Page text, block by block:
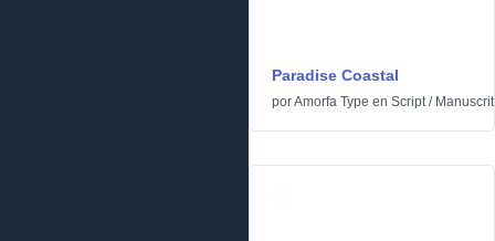
Paradise Coastal
porAmorfa Type en Script/